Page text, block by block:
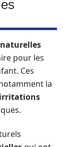
pour les
Ces
la